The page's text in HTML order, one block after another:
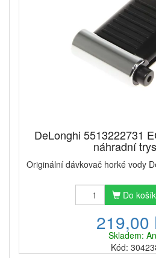
DeLonghi 5513222731
náhradní
Originální dávkovač horké vody
Do
219,00
Skladem:
Kód: